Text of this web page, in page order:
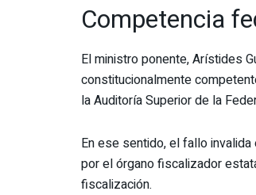
Competencia
El ministro ponente, Arístides
constitucionalmente
la Auditoría Superior de la
En ese sentido, el fallo
por el órgano fiscalizador
fiscalización.